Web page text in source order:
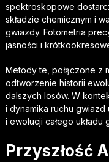
spektroskopowe
składzie chemicznym i
gwiazdy. Fotometria
jasności i
Metody te, połączone z
odtworzenie historii
dalszych losów. W
i dynamika ruchu
i ewolucji całego układu
Przyszłość